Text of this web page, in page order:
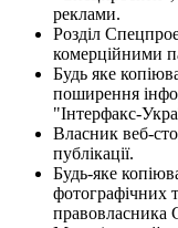
реклами.
Розділ
комерційними
Будь яке
поширення
"Інтерфакс-
Власник веб-
публікації.
Будь-яке
фотографічних
правовласника